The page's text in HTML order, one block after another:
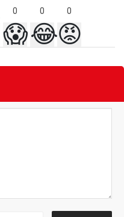
0 0 0
😱😂😡